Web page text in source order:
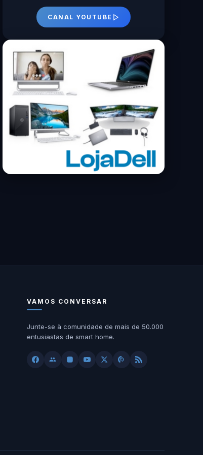
CANAL YOUTUBE
VAMOS CONVERSAR
Junte-se à comunidade de mais de 50.000
entusiastas de smart home.